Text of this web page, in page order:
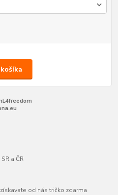
a ČR
od nás tričko zdarma